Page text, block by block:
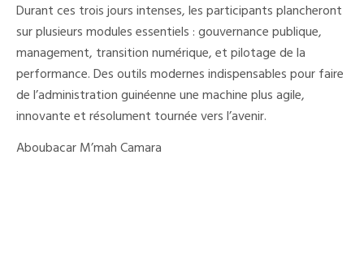
Durant ces trois jours intenses, les participants plancheront
sur plusieurs modules essentiels : gouvernance publique,
management, transition numérique, et pilotage de la
performance. Des outils modernes indispensables pour faire
de l’administration guinéenne une machine plus agile,
innovante et résolument tournée vers l’avenir.
Aboubacar M’mah Camara